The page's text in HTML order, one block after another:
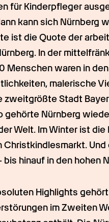
für Kinderpfleger
kann sich Nürnberg
ist die Quote der
In der
Menschen waren in
malerische
zweitgrößte Stadt
gehörte Nürnberg
Welt. Im Winter ist
Und
hinauf in den hohen
Highlights
im Zweiten